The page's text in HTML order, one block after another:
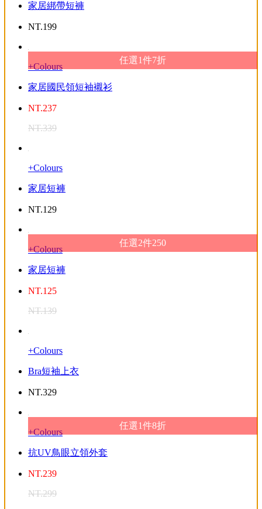
家居綁帶短褲
NT.199
+Colours
任選1件7折
家居國民領短袖襯衫
NT.237
NT.339
+Colours
家居短褲
NT.129
+Colours
任選2件250
家居短褲
NT.125
NT.139
+Colours
Bra短袖上衣
NT.329
+Colours
任選1件8折
抗UV鳥眼立領外套
NT.239
NT.299